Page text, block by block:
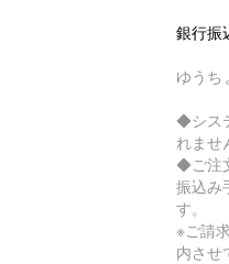
銀行振
ゆうち
◆シス
れませ
◆ご注
振込み
す。
※ご請
内させ